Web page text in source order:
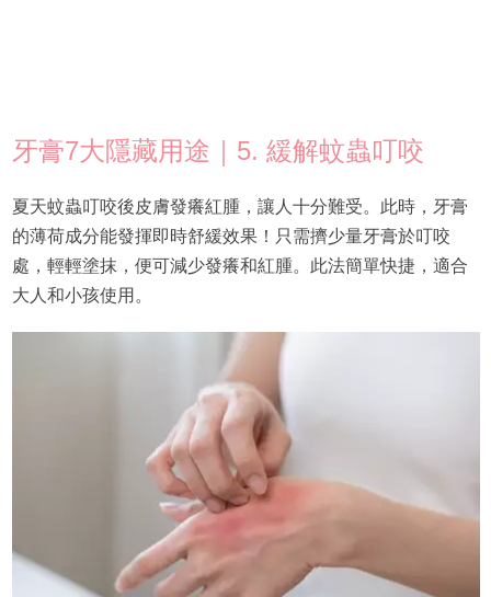
牙膏7大隱藏用途｜5. 緩解蚊蟲叮咬
夏天蚊蟲叮咬後皮膚發癢紅腫，讓人十分難受。此時，牙膏
的薄荷成分能發揮即時舒緩效果！只需擠少量牙膏於叮咬
處，輕輕塗抹，便可減少發癢和紅腫。此法簡單快捷，適合
大人和小孩使用。